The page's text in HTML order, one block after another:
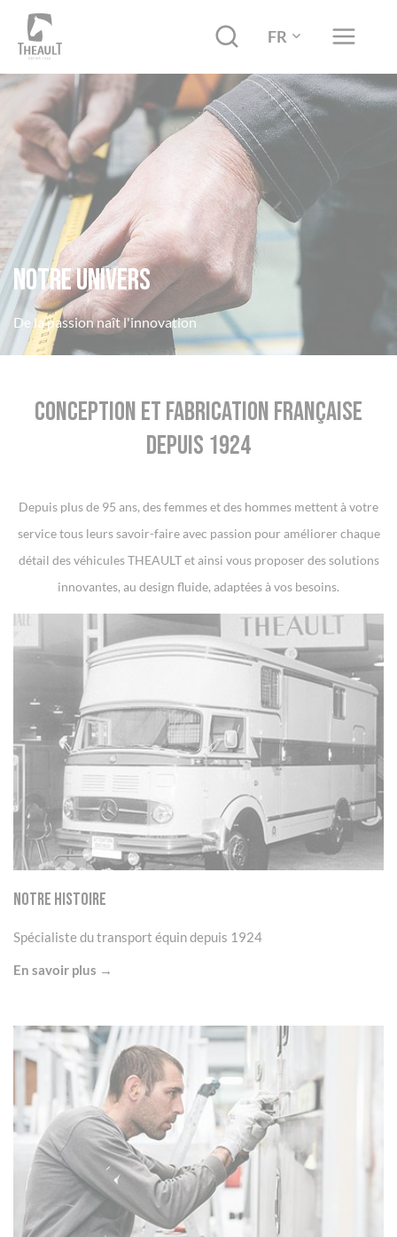
FR
Notre Univers
De la passion naît l'innovation
Conception et fabrication française
depuis 1924
Depuis plus de 95 ans, des femmes et des hommes mettent à votre
service tous leurs savoir-faire avec passion pour améliorer chaque
détail des véhicules THEAULT et ainsi vous proposer des solutions
innovantes, au design fluide, adaptées à vos besoins.
Notre Histoire
Spécialiste du transport équin depuis 1924
En savoir plus →